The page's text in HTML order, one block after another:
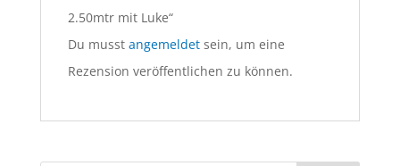
2.50mtr mit Luke“
Du musst angemeldetsein, um eine
Rezension veröffentlichen zu können.